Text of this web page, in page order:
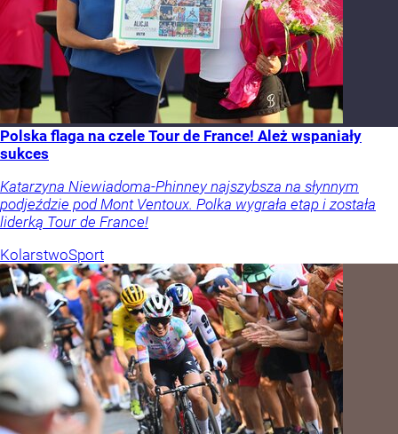
Polska flaga na czele Tour de France! Ależ wspaniały
sukces
Katarzyna Niewiadoma-Phinney najszybsza na słynnym
podjeździe pod Mont Ventoux. Polka wygrała etap i została
liderką Tour de France!
KolarstwoSport